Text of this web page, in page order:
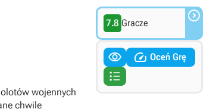
wojennych
chwile
7.8 Gracze 
  Oceń Grę
